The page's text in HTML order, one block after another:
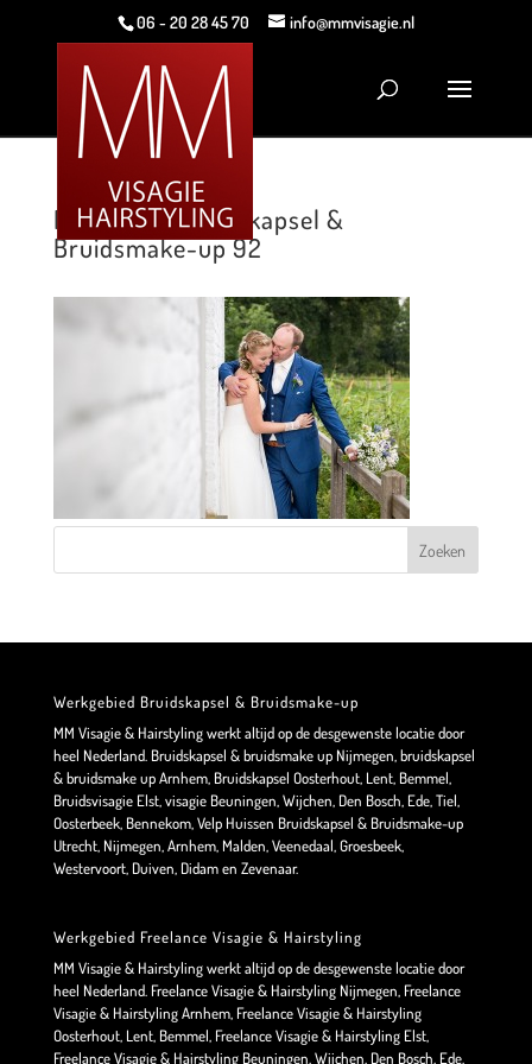
06 - 20 28 45 70 info@mmvisagie.nl
MMVisagie Bruidskapsel &
Bruidsmake-up 92
Werkgebied Bruidskapsel & Bruidsmake-up
MM Visagie & Hairstyling werkt altijd op de desgewenste locatie door
heel Nederland. Bruidskapsel & bruidsmake up Nijmegen, bruidskapsel
& bruidsmake up Arnhem, Bruidskapsel Oosterhout, Lent, Bemmel,
Bruidsvisagie Elst, visagie Beuningen, Wijchen, Den Bosch, Ede, Tiel,
Oosterbeek, Bennekom, Velp Huissen Bruidskapsel & Bruidsmake-up
Utrecht, Nijmegen, Arnhem, Malden, Veenedaal, Groesbeek,
Westervoort, Duiven, Didam en Zevenaar.
Werkgebied Freelance Visagie & Hairstyling
MM Visagie & Hairstyling werkt altijd op de desgewenste locatie door
heel Nederland. Freelance Visagie & Hairstyling Nijmegen, Freelance
Visagie & Hairstyling Arnhem, Freelance Visagie & Hairstyling
Oosterhout, Lent, Bemmel, Freelance Visagie & Hairstyling Elst,
Freelance Visagie & Hairstyling Beuningen, Wijchen, Den Bosch, Ede,